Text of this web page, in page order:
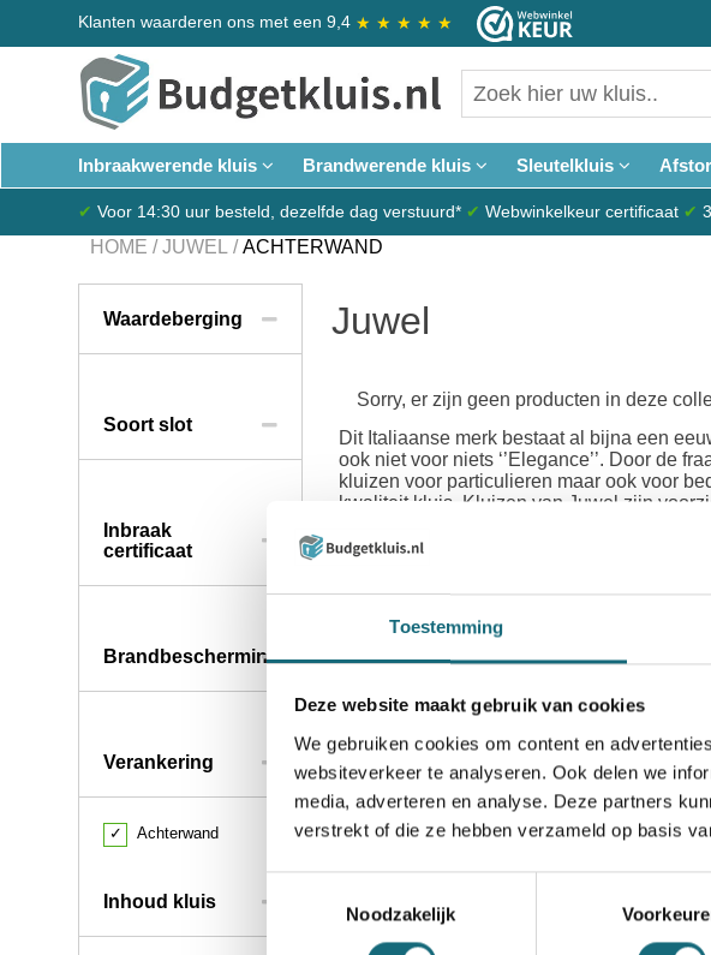
Toestemming
Deze website maakt gebruik van cookies
We gebruiken cookies om content en
websiteverkeer te analyseren. Ook delen we
media, adverteren en analyse. Deze partners
verstrekt of die ze hebben verzameld op basis
Noodzakelijk
Klanten waarderen ons met een 9,4 ★ ★ ★ ★ ★
Inbraakwerende kluis Brandwerende kluis Sleutelkluis
✔ Voor 14:30 uur besteld, dezelfde dag verstuurd* ✔ Webwinkelkeur certificaat ✔
HOME / JUWEL / ACHTERWAND
Waardeberging
Soort slot
Inbraak
certificaat
Brandbescherming
Verankering
✓ Achterwand
Inhoud kluis
Juwel
Sorry, er zijn geen producten in deze
Dit Italiaanse merk bestaat al bijna een
ook niet voor niets ‘’Elegance’’. Door de
kluizen voor particulieren maar ook voor
kwaliteit kluis. Kluizen van Juwel zijn
Vragen of advies over het aanschaffen